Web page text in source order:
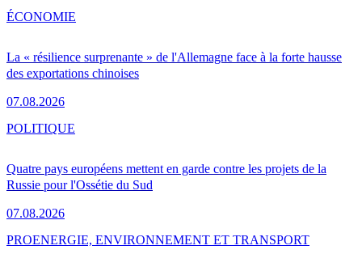
La « résilience surprenante » de l'Allemagne face à la forte hausse
des exportations chinoises
07.08.2026
ÉCONOMIE
Quatre pays européens mettent en garde contre les projets de la
Russie pour l'Ossétie du Sud
07.08.2026
POLITIQUE
PROENERGIE, ENVIRONNEMENT ET TRANSPORT